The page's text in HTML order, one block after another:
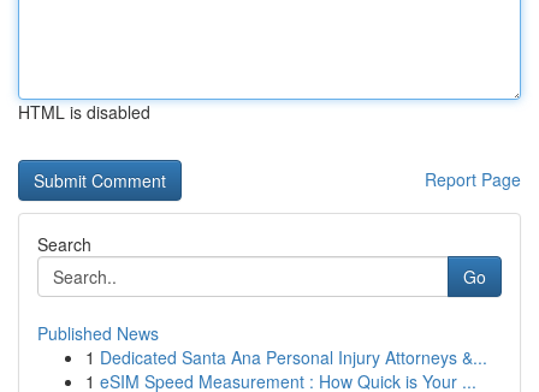
HTML is disabled
Report Page
Search
Go
Published News
1 Dedicated Santa Ana Personal Injury Attorneys &...
1 eSIM Speed Measurement : How Quick is Your ...